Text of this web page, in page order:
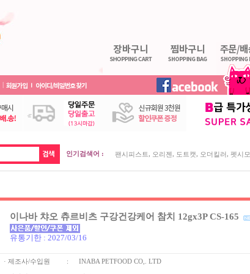
|
인기검색어 : 팬시피스트 오리젠 도트캣 오더킬러 펫시모
이나바 챠오 츄르비츠 구강건강케어 참치 12gx3P CS-165
유통기한 : 2027/03/16
· 제조사/수입원 : INABA PETFOOD CO,. LTD